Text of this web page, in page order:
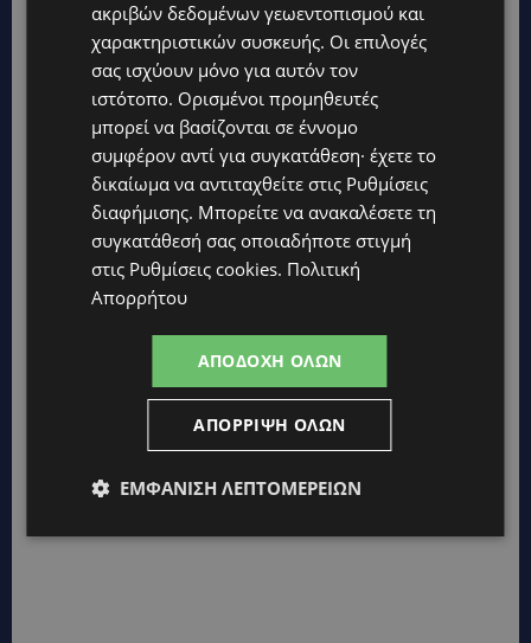
Για περισσΟτερες πληροφορΙες στα τηλΕφωνα:
22255076 & 96000617
ακριβών δεδομένων γεωεντοπισμού και
χαρακτηριστικών συσκευής. Οι επιλογές
σας ισχύουν μόνο για αυτόν τον
ιστότοπο. Ορισμένοι προμηθευτές
μπορεί να βασίζονται σε έννομο
συμφέρον αντί για συγκατάθεση· έχετε το
δικαίωμα να αντιταχθείτε στις Ρυθμίσεις
διαφήμισης. Μπορείτε να ανακαλέσετε τη
συγκατάθεσή σας οποιαδήποτε στιγμή
στις Ρυθμίσεις cookies. Πολιτική
Απορρήτου
ΑΠΟΔΟΧΉ ΌΛΩΝ
ΑΠΌΡΡΙΨΗ ΌΛΩΝ
ΕΜΦΆΝΙΣΗ ΛΕΠΤΟΜΕΡΕΙΏΝ